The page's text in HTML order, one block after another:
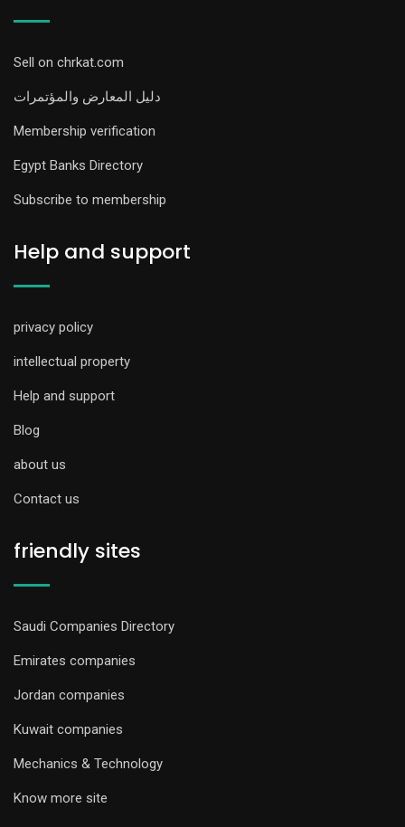
Sell on chrkat.com
دليل المعارض والمؤتمرات
Membership verification
Egypt Banks Directory
Subscribe to membership
Help and support
privacy policy
intellectual property
Help and support
Blog
about us
Contact us
friendly sites
Saudi Companies Directory
Emirates companies
Jordan companies
Kuwait companies
Mechanics & Technology
Know more site